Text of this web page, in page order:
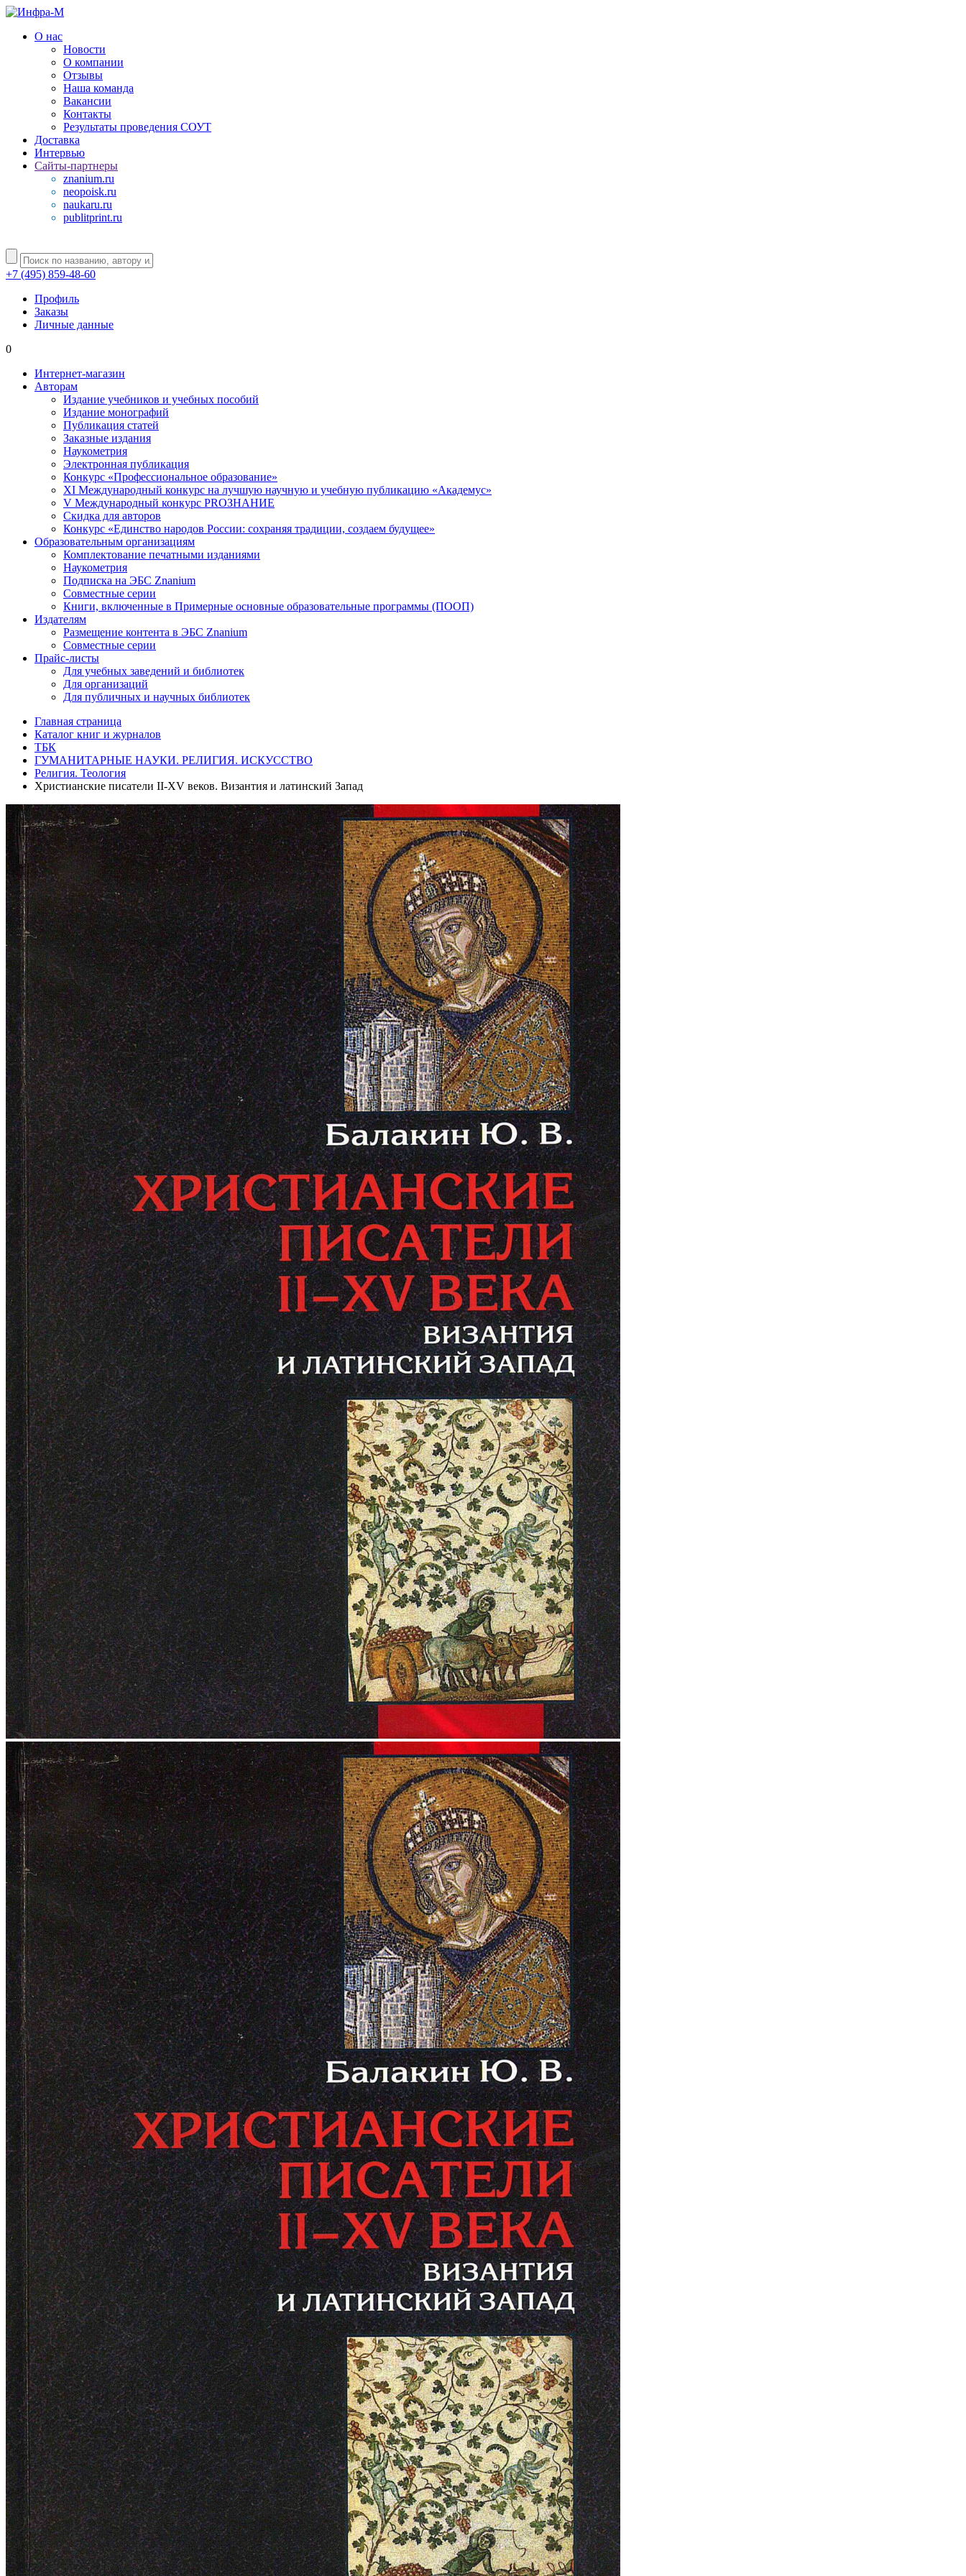
О нас
Новости
О компании
Отзывы
Наша команда
Вакансии
Контакты
Результаты проведения СОУТ
Доставка
Интервью
Сайты-партнеры
znanium.ru
neopoisk.ru
naukaru.ru
publitprint.ru
+7 (495) 859-48-60
Профиль
Заказы
Личные данные
0
Интернет-магазин
Авторам
Издание учебников и учебных пособий
Издание монографий
Публикация статей
Заказные издания
Наукометрия
Электронная публикация
Конкурс «Профессиональное образование»
XI Международный конкурс на лучшую научную и учебную публикацию «Академус»
V Международный конкурс PROЗНАНИЕ
Скидка для авторов
Конкурс «Единство народов России: сохраняя традиции, создаем будущее»
Образовательным организациям
Комплектование печатными изданиями
Наукометрия
Подписка на ЭБС Znanium
Совместные серии
Книги, включенные в Примерные основные образовательные программы (ПООП)
Издателям
Размещение контента в ЭБС Znanium
Совместные серии
Прайс-листы
Для учебных заведений и библиотек
Для организаций
Для публичных и научных библиотек
Главная страница
Каталог книг и журналов
ТБК
ГУМАНИТАРНЫЕ НАУКИ. РЕЛИГИЯ. ИСКУССТВО
Религия. Теология
Христианские писатели II-XV веков. Византия и латинский Запад